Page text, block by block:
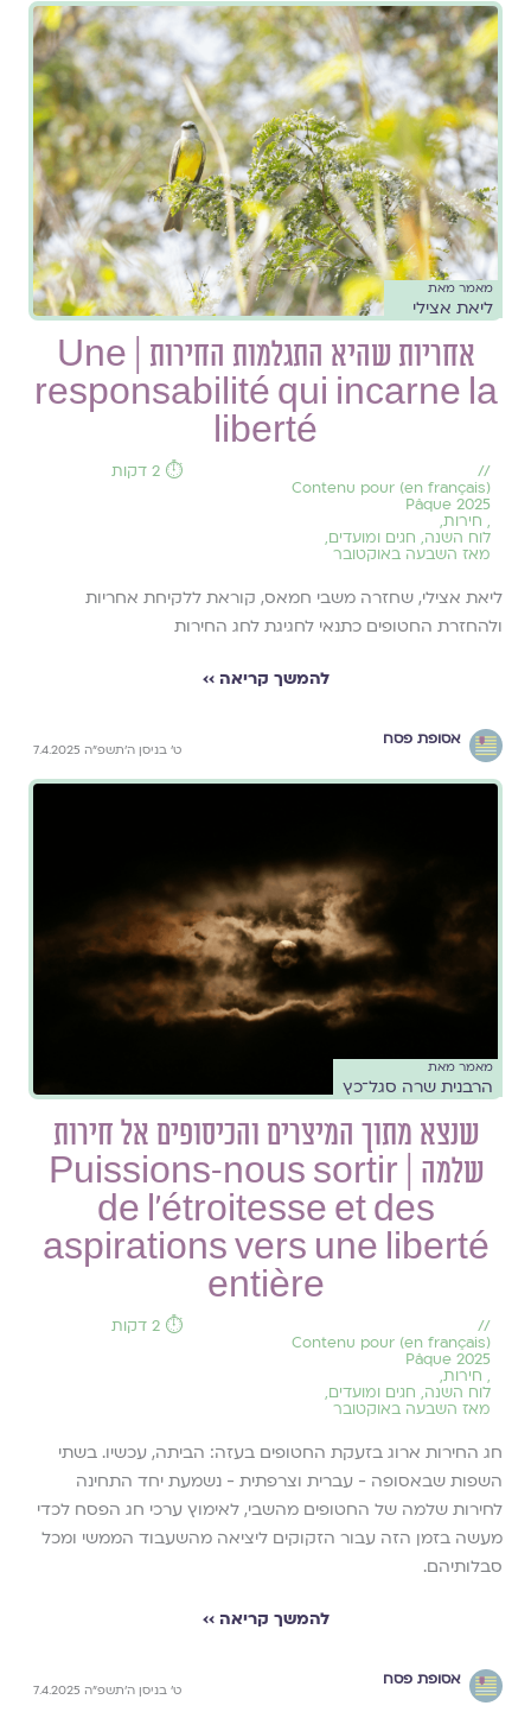
מאמר מאת
ליאת אצילי
אחריות שהיא התגלמות החירות | Une
responsabilité qui incarne la
liberté
//
(en français) Contenu pour
Pâque 2025
, חירות,
לוח השנה, חגים ומועדים,
מאז השבעה באוקטובר
⏱️ 2 דקות
ליאת אצילי, שחזרה משבי חמאס, קוראת ללקיחת אחריות
ולהחזרת החטופים כתנאי לחגיגת לחג החירות
להמשך קריאה ››
אסופת פסח
ט׳ בניסן ה׳תשפ״ה 7.4.2025
מאמר מאת
הרבנית שרה סגל־כץ
שנצא מתוך המיצרים והכיסופים אל חירות
שלמה | Puissions-nous sortir
de l’étroitesse et des
aspirations vers une liberté
entière
//
(en français) Contenu pour
Pâque 2025
, חירות,
לוח השנה, חגים ומועדים,
מאז השבעה באוקטובר
⏱️ 2 דקות
חג החירות ארוג בזעקת החטופים בעזה: הביתה, עכשיו. בשתי
השפות שבאסופה - עברית וצרפתית - נשמעת יחד התחינה
לחירות שלמה של החטופים מהשבי, לאימוץ ערכי חג הפסח לכדי
מעשה בזמן הזה עבור הזקוקים ליציאה מהשעבוד הממשי ומכל
סבלותיהם.
להמשך קריאה ››
אסופת פסח
ט׳ בניסן ה׳תשפ״ה 7.4.2025